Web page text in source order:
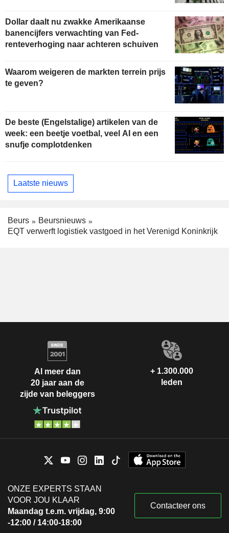
Dollar daalt nu zwakke Amerikaanse
banencijfers verwachting van Fed-
renteverhoging naar achteren schuiven
Waarom weigeren de markten terrein prijs
te geven?
De beste (Engelstalige) artikelen van de
week: een beetje voetbal, veel AI en een
snufje complotdenken
Laatste nieuws
Beurs
Beursnieuws
EQT verwerft logistiek vastgoed in het Verenigd Koninkrijk
Al meer dan
20 jaar aan de
zijde van beleggers
+ 1.300.000
leden
ONZE EXPERTS STAAN
VOOR JOU KLAAR
Maandag t.e.m. vrijdag, 9:00
-12:00 / 14:00-18:00
Contacteer ons